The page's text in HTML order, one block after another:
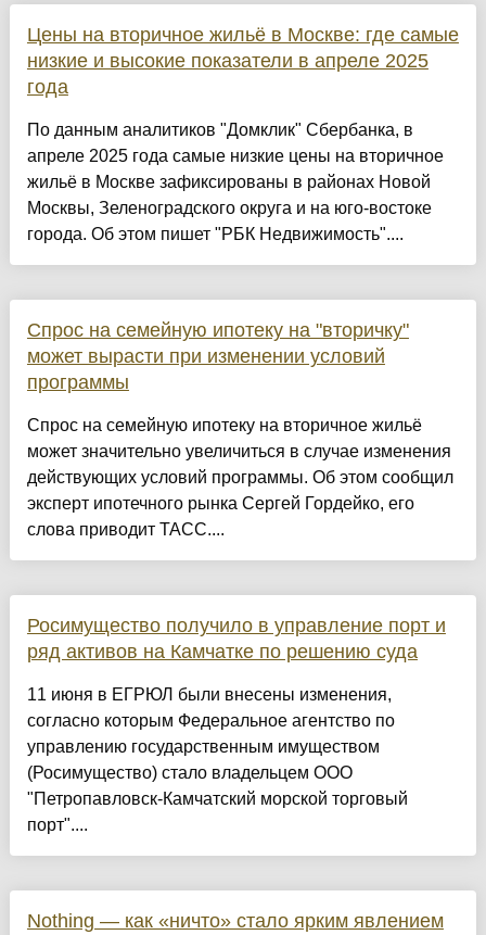
Цены на вторичное жильё в Москве: где самые
низкие и высокие показатели в апреле 2025
года
По данным аналитиков "Домклик" Сбербанка, в
апреле 2025 года самые низкие цены на вторичное
жильё в Москве зафиксированы в районах Новой
Москвы, Зеленоградского округа и на юго-востоке
города. Об этом пишет "РБК Недвижимость"....
Спрос на семейную ипотеку на "вторичку"
может вырасти при изменении условий
программы
Спрос на семейную ипотеку на вторичное жильё
может значительно увеличиться в случае изменения
действующих условий программы. Об этом сообщил
эксперт ипотечного рынка Сергей Гордейко, его
слова приводит ТАСС....
Росимущество получило в управление порт и
ряд активов на Камчатке по решению суда
11 июня в ЕГРЮЛ были внесены изменения,
согласно которым Федеральное агентство по
управлению государственным имуществом
(Росимущество) стало владельцем ООО
"Петропавловск-Камчатский морской торговый
порт"....
Nothing — как «ничто» стало ярким явлением